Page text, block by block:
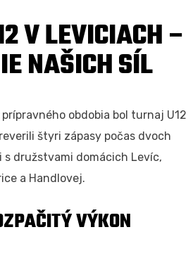
V LEVICIACH –
NAŠICH SÍL
obdobia bol turnaj U12
štyri zápasy počas dvoch
s družstvami domácich Levíc,
a Handlovej.
VÝKON